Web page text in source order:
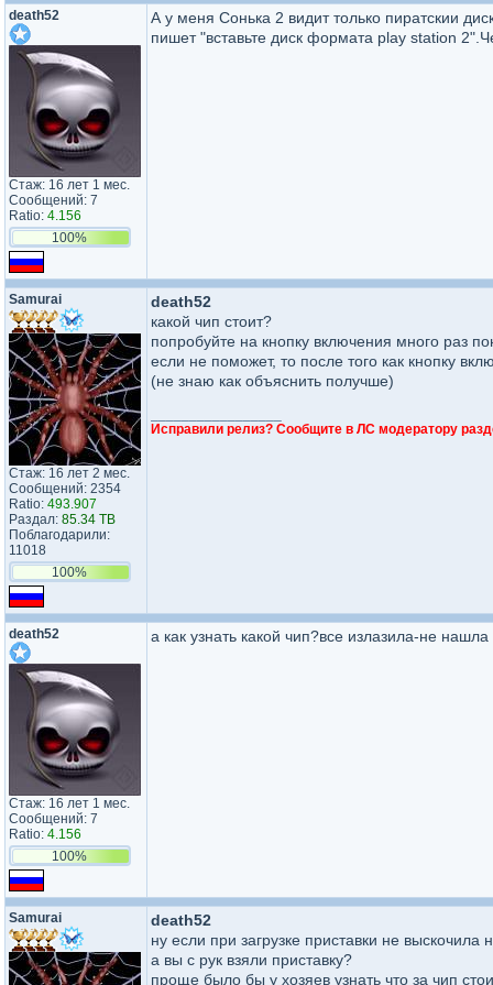
death52
Стаж: 16 лет 1 мес.
Сообщений: 7
Ratio: 4.156
100%
А у меня Сонька 2 видит только пиратскии
пишет "вставьте диск формата play station
Samurai
Стаж: 16 лет 2 мес.
Сообщений: 2354
Ratio: 493.907
Раздал: 85.34 TB
Поблагодарили:
11018
100%
death52
какой чип стоит?
попробуйте на кнопку включения много раз
если не поможет, то после того как кнопку
(не знаю как объяснить получше)
Исправили релиз? Сообщите в ЛС модератору
death52
Стаж: 16 лет 1 мес.
Сообщений: 7
Ratio: 4.156
100%
а как узнать какой чип?все излазила-не
Samurai
death52
ну если при загрузке приставки не
а вы с рук взяли приставку?
проще было бы у хозяев узнать что за чип